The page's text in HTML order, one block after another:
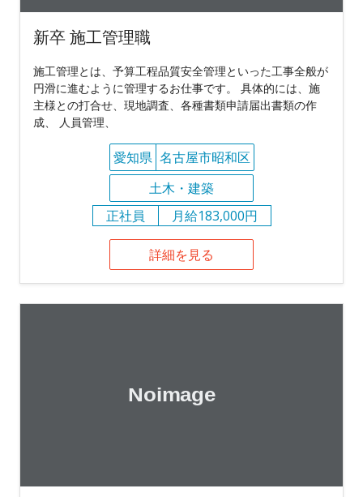
新卒 施工管理職
施工管理とは、予算工程品質安全管理といった工事全般が
円滑に進むように管理するお仕事です。 具体的には、施
主様との打合せ、現地調査、各種書類申請届出書類の作
成、 人員管理、
愛知県 名古屋市昭和区
土木・建築
正社員
月給183,000円
詳細を見る